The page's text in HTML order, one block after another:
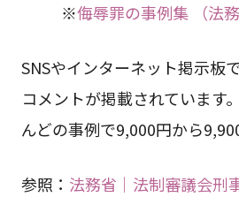
※侮辱罪の事例集 （法務
SNSやインターネット掲示板
コメントが掲載されています
んどの事例で9,000円から
参照： 法務省｜法制審議会刑